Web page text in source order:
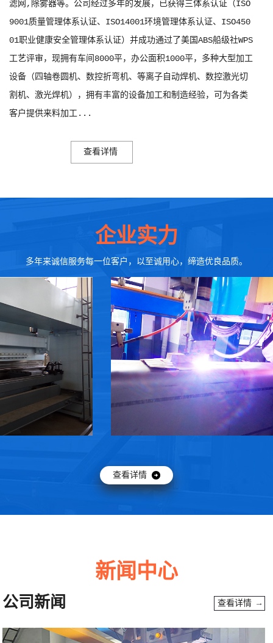
滤网,除雾器等。公司经过多年的发展，已获得三体系认证（ISO
9001质量管理体系认证、ISO14001环境管理体系认证、ISO450
01职业健康安全管理体系认证）并成功通过了美国ABS船级社WPS
工艺评审，现拥有车间8000平，办公面积1000平，多种大型加工
设备（四轴卷圆机、数控折弯机、等离子自动焊机、数控激光切
割机、激光焊机），拥有丰富的设备加工和制造经验，可为各类
客户提供来料加工...
查看详情
企业实力
多年来诚信服务每一位客户，以至诚用心，缔造优良品质。
查看详情
新闻中心
查看详情 →
公司新闻